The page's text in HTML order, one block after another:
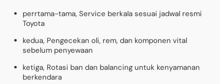
perrtama-tama, Service berkala sesuai jadwal resmi
Toyota
kedua, Pengecekan oli, rem, dan komponen vital
sebelum penyewaan
ketiga, Rotasi ban dan balancing untuk kenyamanan
berkendara